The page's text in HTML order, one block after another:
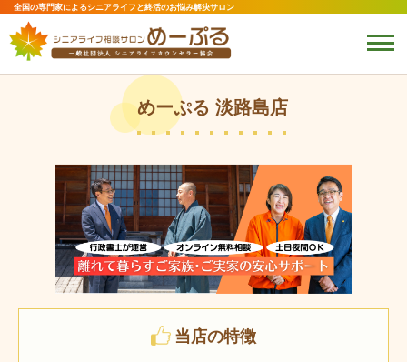
全国の専門家によるシニアライフと終活のお悩み解決サロン
めーぷる 淡路島店
当店の特徴